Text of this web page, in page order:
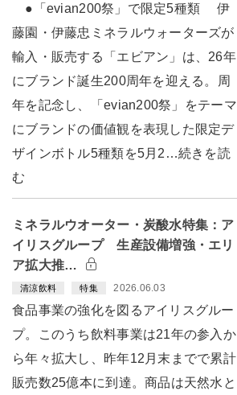
●「evian200祭」で限定5種類 伊
藤園・伊藤忠ミネラルウォーターズが
輸入・販売する「エビアン」は、26年
にブランド誕生200周年を迎える。周
年を記念し、「evian200祭」をテーマ
にブランドの価値観を表現した限定デ
ザインボトル5種類を5月2…続きを読
む
ミネラルウオーター・炭酸水特集：ア
イリスグループ 生産設備増強・エリ
ア拡大推…
清涼飲料 特集 2026.06.03
食品事業の強化を図るアイリスグルー
プ。このうち飲料事業は21年の参入か
ら年々拡大し、昨年12月末までで累計
販売数25億本に到達。商品は天然水と